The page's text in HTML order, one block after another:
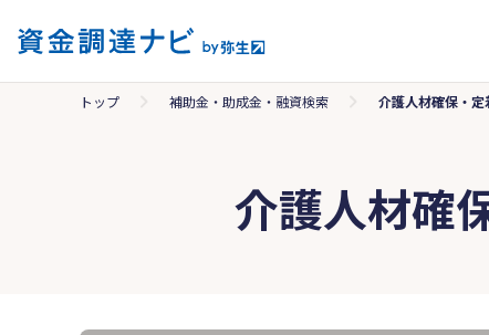
トップ 補助金・助成金・融資検索 介護人材確保・定
介護人材確